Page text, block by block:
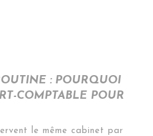
: POURQUOI
COMPTABLE POUR
le même cabinet par